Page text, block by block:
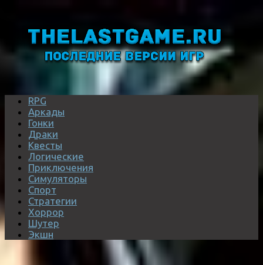
RPG
Аркады
Гонки
Драки
Квесты
Логические
Приключения
Симуляторы
Спорт
Стратегии
Хоррор
Шутер
Экшн